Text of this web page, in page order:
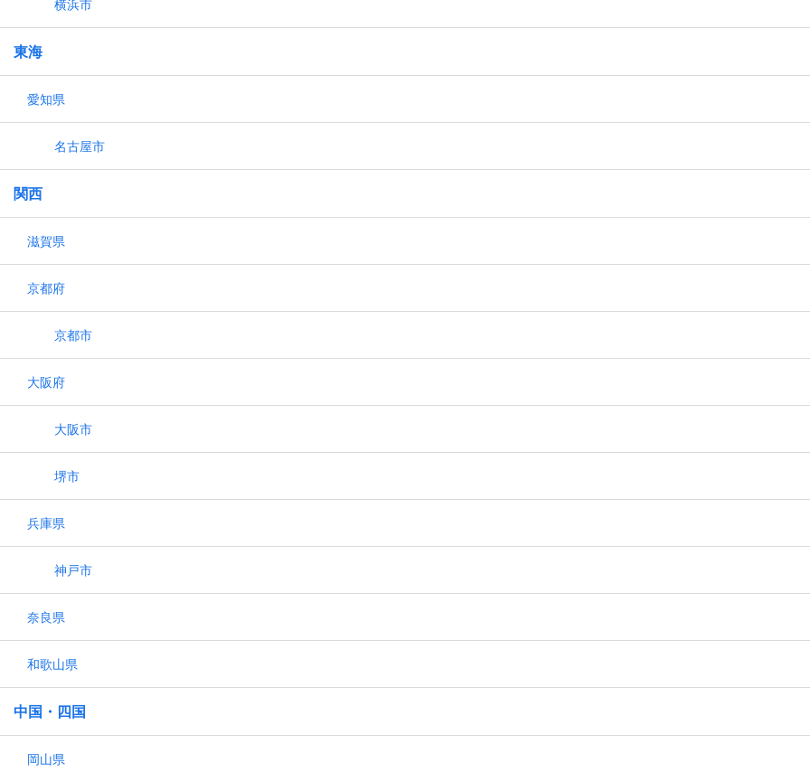
横浜市
東海
愛知県
名古屋市
関西
滋賀県
京都府
京都市
大阪府
大阪市
堺市
兵庫県
神戸市
奈良県
和歌山県
中国・四国
岡山県